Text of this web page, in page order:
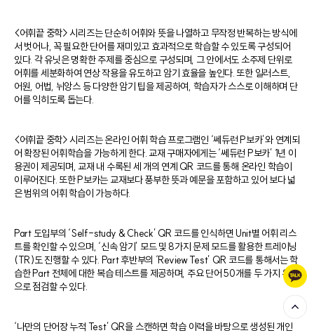
<어휘끝 중학> 시리즈는 단순히 어휘와 뜻을 나열하고 무작정 반복하는 방식에
서 벗어나, 꼭 필요한 단어를 재미있고 효과적으로 학습할 수 있도록 구성되어
있다. 각 유닛은 명확한 주제를 중심으로 구성되며, 그 안에서도 소주제 단위로
어휘를 세분화하여 연상 작용을 유도하고 암기 효율을 높인다. 또한 일러스트,
어원, 어법, 뉘앙스 등 다양한 암기 팁을 제공하여, 학습자가 스스로 이해하며 단
어를 익히도록 돕는다.
<어휘끝 중학> 시리즈는 온라인 어휘 학습 프로그램인 ‘쎄듀런 P보카’와 연계되
어 확장된 어휘학습을 가능하게 한다. 교재 구매자에게는 ‘쎄듀런 P보카’ 1년 이
용권이 제공되며, 교재 내 수록된 세 개의 연계 QR 코드를 통해 온라인 학습이
이루어진다. 또한 P보카는 교재보다 풍부한 뜻과 예문을 포함하고 있어 보다 넓
은 범위의 어휘 학습이 가능하다.
Part 도입부의 ‘Self-study & Check’ QR 코드를 인식하면 Unit별 어휘 리스
트를 확인할 수 있으며, ‘신속 암기’ 모드 및 8가지 문제 모드를 활용한 트레이닝
(TR)도 진행할 수 있다. Part 후반부의 ‘Review Test’ QR 코드를 통해서는 학
습한 Part 전체에 대한 복습 테스트를 제공하며, 주요 단어 50개를 두 가지 유형
으로 점검할 수 있다.
‘나만의 단어장 누적 Test’ QR을 스캔하면 학습 이력을 바탕으로 생성된 개인